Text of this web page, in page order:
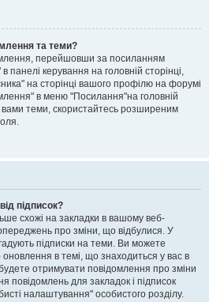
та теми?
перейшовши за посиланням
панелі керування на головній сторінці,
на сторінці вашого профілю на форумі
в меню "Посилання"на головній
вами теми, скористайтесь розширеним
підписок?
схожі на закладки в вашому веб-
про зміни, що відбулися. У
підписки на теми. Ви можете
в темі, що знаходиться у вас в
отримувати повідомлення про зміни
повідомлень для закладок і підписок
налаштування" особистого розділу.